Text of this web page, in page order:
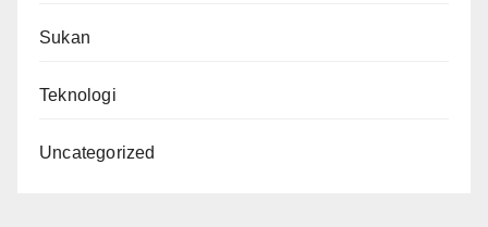
Sukan
Teknologi
Uncategorized